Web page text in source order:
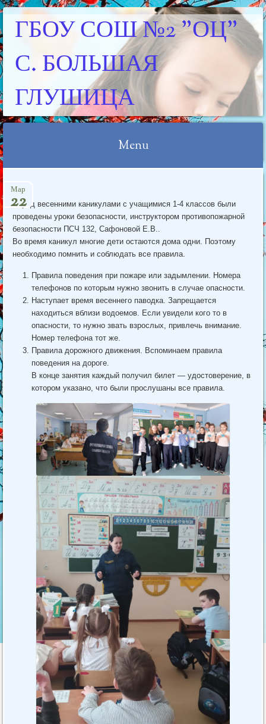
ГБОУ СОШ №2 "ОЦ"
С. БОЛЬШАЯ
ГЛУШИЦА
Menu
to
content
Мар
22
Перед весенними каникулами с учащимися 1-4 классов были
проведены уроки безопасности, инструктором противопожарной
безопасности ПСЧ 132, Сафоновой Е.В..
Во время каникул многие дети остаются дома одни. Поэтому
необходимо помнить и соблюдать все правила.
Правила поведения при пожаре или задымлении. Номера
телефонов по которым нужно звонить в случае опасности.
Наступает время весеннего паводка. Запрещается
находиться вблизи водоемов. Если увидели кого то в
опасности, то нужно звать взрослых, привлечь внимание.
Номер телефона тот же.
Правила дорожного движения. Вспоминаем правила
поведения на дороге.
В конце занятия каждый получил билет — удостоверение, в
котором указано, что были прослушаны все правила.